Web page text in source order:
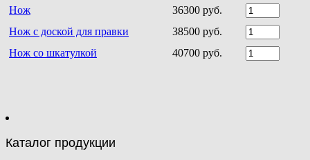
Нож
36300 руб.
Нож с доской для правки
38500 руб.
Нож со шкатулкой
40700 руб.
Каталог продукции